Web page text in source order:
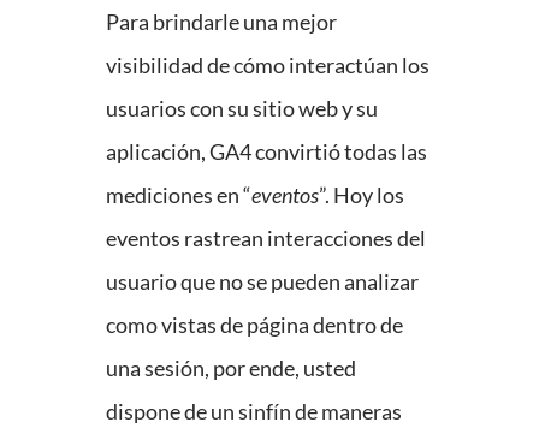
Para brindarle una mejor
visibilidad de cómo interactúan los
usuarios con su sitio web y su
aplicación, GA4 convirtió todas las
mediciones en “eventos”. Hoy los
eventos rastrean interacciones del
usuario que no se pueden analizar
como vistas de página dentro de
una sesión, por ende, usted
dispone de un sinfín de maneras